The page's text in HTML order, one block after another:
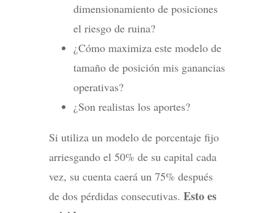
dimensionamiento de posiciones
el riesgo de ruina?
¿Cómo maximiza este modelo de
tamaño de posición mis ganancias
operativas?
¿Son realistas los aportes?
Si utiliza un modelo de porcentaje fijo
arriesgando el 50% de su capital cada
vez, su cuenta caerá un 75% después
de dos pérdidas consecutivas. Esto es